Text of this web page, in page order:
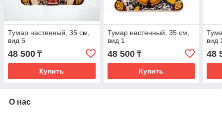
Тумар настенный, 35 см,
вид 5
48 500 ₸
Купить
Тумар настенный, 35 см,
вид 1
48 500₸
Купить
вид
48
О нас